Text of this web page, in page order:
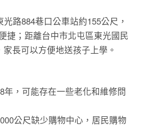
光路884巷口公車站約155公尺，
捷；距離台中市北屯區東光國民
長可以方便地送孩子上學。
年，可能存在一些老化和維修問
公尺缺少購物中心，居民購物